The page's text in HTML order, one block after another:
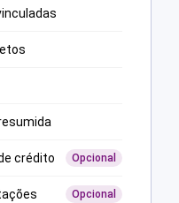
crédito Opcional
Opcional